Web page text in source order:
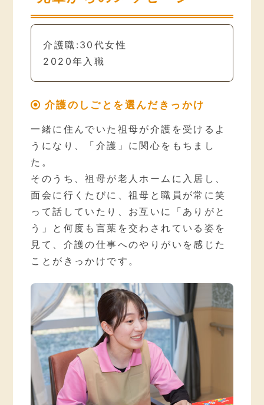
介護職:30代女性
2020年入職
介護のしごとを選んだきっかけ
一緒に住んでいた祖母が介護を受けるよ
うになり、「介護」に関心をもちまし
た。
そのうち、祖母が老人ホームに入居し、
面会に行くたびに、祖母と職員が常に笑
って話していたり、お互いに「ありがと
う」と何度も言葉を交わされている姿を
見て、介護の仕事へのやりがいを感じた
ことがきっかけです。